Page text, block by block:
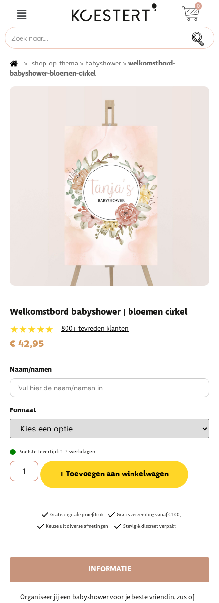
0
> shop-op-thema > babyshower > welkomstbord-
babyshower-bloemen-cirkel
Welkomstbord babyshower | bloemen cirkel
★★★★★ 800+ tevreden klanten
€ 42,95
Naam/namen
Formaat
Snelste levertijd: 1-2 werkdagen
Toevoegen aan winkelwagen
Gratis digitale proefdruk
Keuze uit diverse afmetingen
Gratis verzending vanaf €100,-
Stevig & discreet verpakt
INFORMATIE
Organiseer jij een babyshower voor je beste vriendin, zus of